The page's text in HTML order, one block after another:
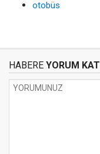
otobüs
HABERE YORUM KAT